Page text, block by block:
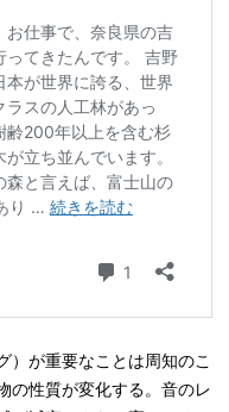
）が重要なことは周知のこ
の性質が変化する。音のレ